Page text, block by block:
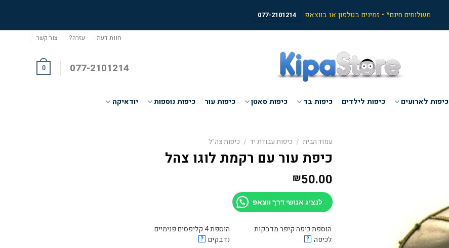
משלוחים חינם* • זמינים בטלפון או בווצאפ: 077-2101214
חוות דעת עזרה? צור קשר
077-2101214
0
כיפות לארועים כיפות לילדים כיפות בד כיפות סאטן כיפות עור כיפות נוספות יודאיקה
עמוד הבית / כיפות עבודת יד / כיפות צה"ל
כיפת עור עם רקמת לוגו צהל
₪50.00
לנציג אנושי דרך ווצאפ
הוספת כיפה קיפר מדבקות
לכיפה ?
הוספת 4 קליפסים פנימיים
נדבקים ?